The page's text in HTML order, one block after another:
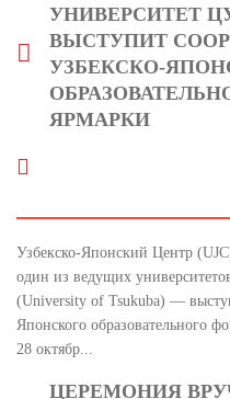
УНИВЕРСИТЕТ
ВЫСТУПИТ
УЗБЕКСКО-
ЯРМАРКИ
Узбекско-Японский Центр
один из ведущих
(University of Tsukuba) —
Японского образовательного
28 октябр...
ЦЕРЕМОНИЯ